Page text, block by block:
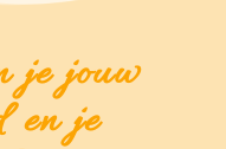
je jouw
en je